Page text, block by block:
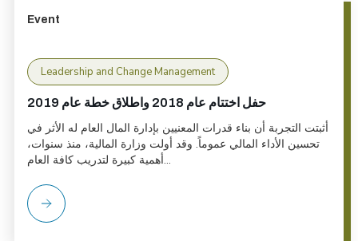
Event
Leadership and Change Management
حفل اختتام عام 2018 واطلاق خطة عام 2019
أثبتت التجربة أن بناء قدرات المعنيين بإدارة المال العام له الأثر في
تحسين الأداء المالي عموماً. وقد أولت وزارة المالية، منذ سنوات،
أهمية كبيرة لتدريب كافة العام...